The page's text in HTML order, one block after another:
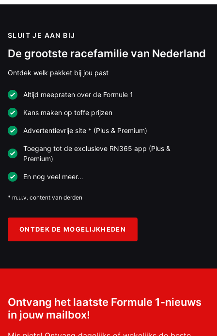
SLUIT JE AAN BIJ
De grootste racefamilie van Nederland
Ontdek welk pakket bij jou past
Altijd meepraten over de Formule 1
Kans maken op toffe prijzen
Advertentievrije site * (Plus & Premium)
Toegang tot de exclusieve RN365 app (Plus &
Premium)
En nog veel meer…
* m.u.v. content van derden
ONTDEK DE MOGELIJKHEDEN
Ontvang het laatste Formule 1-nieuws
in jouw mailbox!